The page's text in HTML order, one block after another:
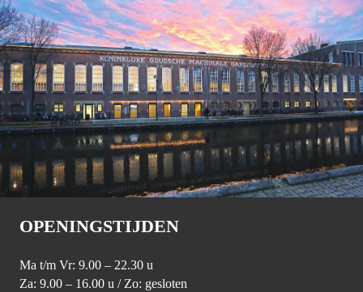
OPENINGSTIJDEN
Ma t/m Vr: 9.00 – 22.30 u
Za: 9.00 – 16.00 u / Zo: gesloten